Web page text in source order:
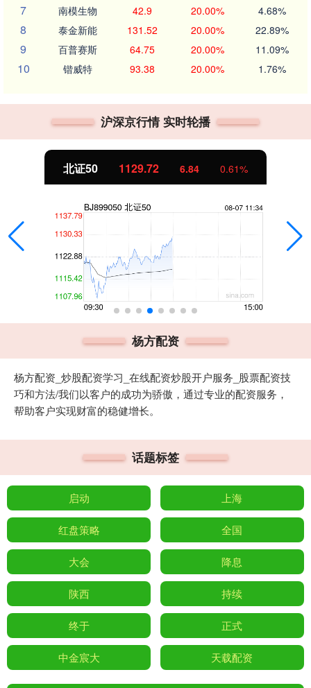
7 南模生物 42.9 20.00% 4.68%
8 泰金新能 131.52 20.00% 22.89%
9 百普赛斯 64.75 20.00% 11.09%
10 锴威特 93.38 20.00% 1.76%
沪深京行情 实时轮播
北证50 1129.72 6.84 0.61%
杨方配资
杨方配资_炒股配资学习_在线配资炒股开户服务_股票配资技
巧和方法/我们以客户的成功为骄傲，通过专业的配资服务，
帮助客户实现财富的稳健增长。
话题标签
启动 上海
红盘策略 全国
大会 降息
陕西 持续
终于 正式
中金宸大 天载配资